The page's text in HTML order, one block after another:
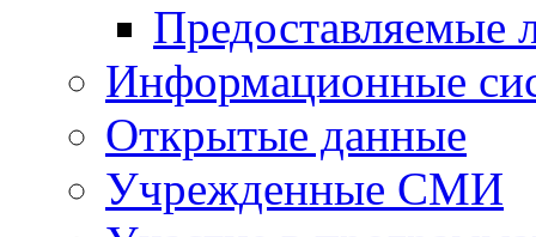
Предоставляемые
Информационные
Открытые данные
Учрежденные СМИ